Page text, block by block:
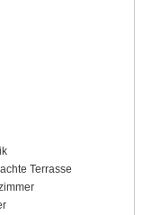
Terrasse